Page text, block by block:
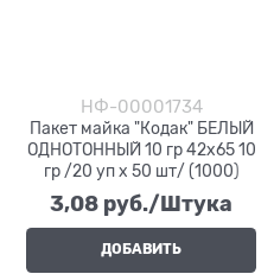
НФ-00001734
Пакет майка "Кодак" БЕЛЫЙ
ОДНОТОННЫЙ 10 гр 42х65 10
гр /20 уп х 50 шт/ (1000)
3,08 руб./Штука
ДОБАВИТЬ